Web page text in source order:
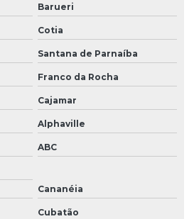
Em São Paulo
Na Capital Paulista
Diesel
De Injetores
Diesel Sp
Injetores
Bomba De Alta Pressão
Barueri
Cotia
Santana de Parnaíba
Franco da Rocha
Cajamar
Alphaville
ABC
Cananéia
Cubatão